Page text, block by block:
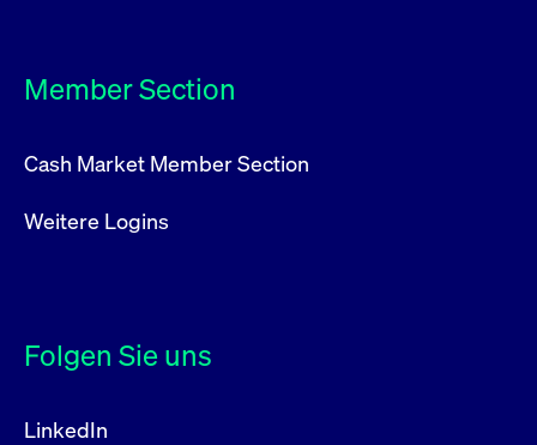
Member Section
Cash Market Member Section
Weitere Logins
Folgen Sie uns
LinkedIn